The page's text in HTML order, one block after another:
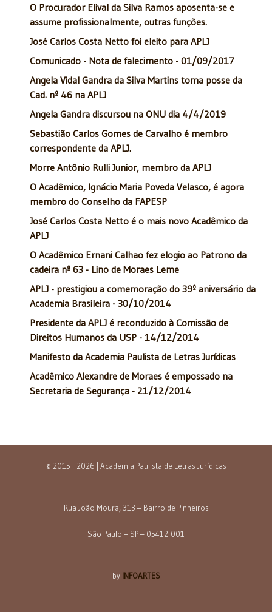
O Procurador Elival da Silva Ramos aposenta-se e
assume profissionalmente, outras funções.
José Carlos Costa Netto foi eleito para APLJ
Comunicado - Nota de falecimento - 01/09/2017
Angela Vidal Gandra da Silva Martins toma posse da
Cad. nº 46 na APLJ
Angela Gandra discursou na ONU dia 4/4/2019
Sebastião Carlos Gomes de Carvalho é membro
correspondente da APLJ.
Morre Antônio Rulli Junior, membro da APLJ
O Acadêmico, Ignácio Maria Poveda Velasco, é agora
membro do Conselho da FAPESP
José Carlos Costa Netto é o mais novo Acadêmico da
APLJ
O Acadêmico Ernani Calhao fez elogio ao Patrono da
cadeira nº 63 - Lino de Moraes Leme
APLJ - prestigiou a comemoração do 39º aniversário da
Academia Brasileira - 30/10/2014
Presidente da APLJ é reconduzido à Comissão de
Direitos Humanos da USP - 14/12/2014
Manifesto da Academia Paulista de Letras Jurídicas
Acadêmico Alexandre de Moraes é empossado na
Secretaria de Segurança - 21/12/2014
© 2015 - 2026 | Academia Paulista de Letras Jurídicas
Rua João Moura, 313 – Bairro de Pinheiros
São Paulo – SP – 05412-001
by INFOARTES